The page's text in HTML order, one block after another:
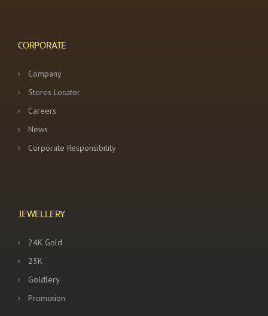
CORPORATE
Company
Stores Locator
Careers
News
Corporate Responsibility
JEWELLERY
24K Gold
23K
Goldlery
Promotion